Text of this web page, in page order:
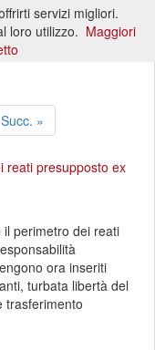
Succ. »
reati presupposto ex
perimetro dei reati
ora inseriti
turbata libertà del
trasferimento
servizi migliori.
loro utilizzo. Maggiori